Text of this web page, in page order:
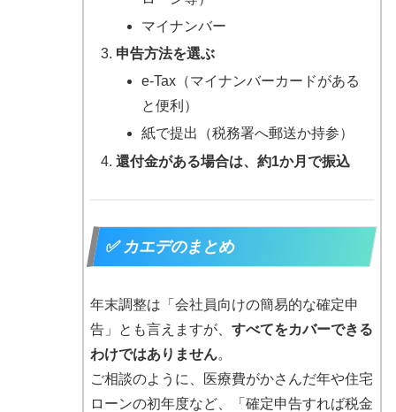
マイナンバー
申告方法を選ぶ
e-Tax（マイナンバーカードがある
と便利）
紙で提出（税務署へ郵送か持参）
還付金がある場合は、約1か月で振込
✅ カエデのまとめ
年末調整は「会社員向けの簡易的な確定申
告」とも言えますが、 すべてをカバーできる
わけではありません。
ご相談のように、医療費がかさんだ年や住宅
ローンの初年度など、「確定申告すれば税金